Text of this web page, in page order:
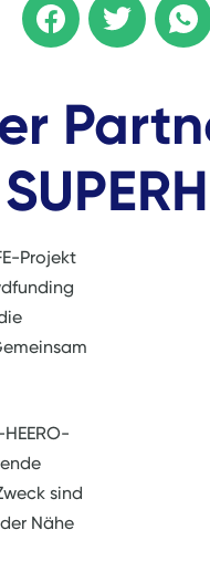
Projekt
sind
Nähe